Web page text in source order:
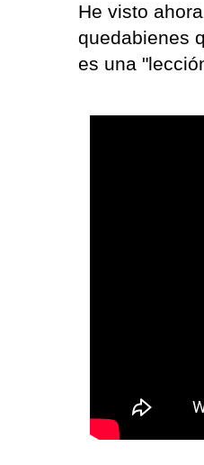
He visto
quedabienes
es una